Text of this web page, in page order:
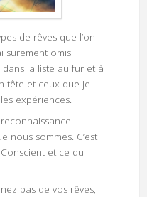
de rêves que l’on
surement omis
la liste au fur et à
tête et ceux que je
expériences.
nous sommes. C’est
et ce qui
pas de vos rêves,